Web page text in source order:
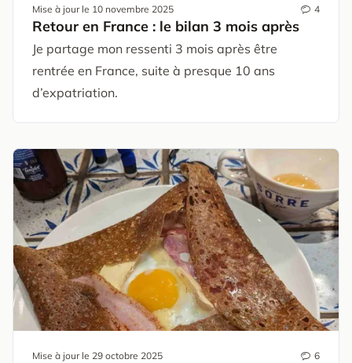
Mise à jour le 10 novembre 2025 4
Retour en France : le bilan 3 mois après
Je partage mon ressenti 3 mois après être
rentrée en France, suite à presque 10 ans
d’expatriation.
Mise à jour le 29 octobre 2025 6